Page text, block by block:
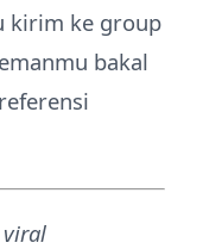
kirim ke group
bakal
viral